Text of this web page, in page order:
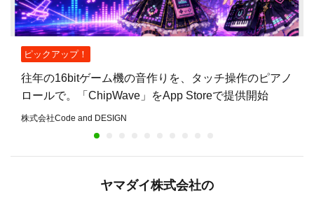
ピックアップ！
往年の16bitゲーム機の音作りを、タッチ操作のピアノ
ロールで。「ChipWave」をApp Storeで提供開始
株式会社Code and DESIGN
ヤマダイ株式会社の